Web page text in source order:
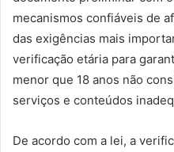
mecanismos confiáveis de
das exigências mais
verificação etária para
menor que 18 anos não
serviços e conteúdos
De acordo com a lei, a